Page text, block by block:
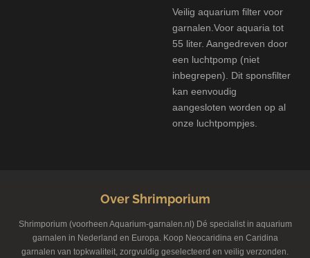
Veilig aquarium filter voor
garnalen.Voor aquaria tot
55 liter. Aangedreven door
een luchtpomp (niet
inbegrepen). Dit sponsfilter
kan eenvoudig
aangesloten worden op al
onze luchtpompjes.
Over Shrimporium
Shrimporium (voorheen Aquarium-garnalen.nl) Dé specialist in aquarium
garnalen in Nederland en Europa. Koop Neocaridina en Caridina
garnalen van topkwaliteit, zorgvuldig geselecteerd en veilig verzonden.